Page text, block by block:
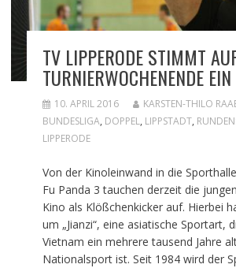
TV LIPPERODE STIMMT
TURNIERWOCHENENDE EIN
10. APRIL 2016
KARSTEN-THILO
BUNDESLIGA, DOPPEL, LIPPSTADT,
LIPPERODE
Von der Kinoleinwand in die
Fu Panda 3 tauchen derzeit die
Kino als Klößchenkicker auf. Hierbei
um „Jianzi“, eine asiatische Sportart,
Vietnam ein mehrere tausend Jahre
Nationalsport ist. Seit 1984 wird der